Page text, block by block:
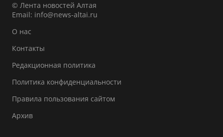
© Лента новостей Алтая
Email: info@news-altai.ru
О нас
Контакты
Редакционная политика
Политика конфиденциальности
Правила пользования сайтом
Архив